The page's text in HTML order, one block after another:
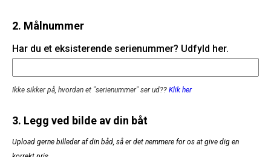
2. Målnummer
Har du et eksisterende serienummer? Udfyld her.
Ikke sikker på, hvordan et "serienummer" ser ud?? Klik her
3. Legg ved bilde av din båt
Upload gerne billeder af din båd, så er det nemmere for os at give dig en